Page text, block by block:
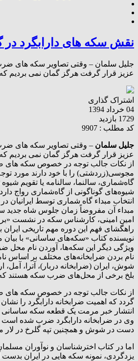
نقش سکه های دارابگرد در
جلیل سلمان – وقتی تصاویر سکه های ضرب
عزیز قرار گرفت هرگز گمان نمی بردیم
اشتراک گذاری
04 خرداد 1394
1729 بازدید
کد مطلب : 9907
جلیل سلمان – وقتی تصاویر سکه های ضرب
عزیز قرار گرفت هرگز گمان نمی بردیم
از نکات جالب توجه در خصوص سکه های ضرب
مجوسی(زردشتی) را با خود دارند مورد
گاه‌شماری، سالنما، سالنامه یا تقویم
شیوه‌های گوناگونی از گاه‌شماری رواج
انتخاب مبداء گاه شماری توسط
مبداء آن مفروضاً زمان جلوس شاه جدید
امین امینی،‌ کارشناس سکه در نشست
راهگشای فهم این دوره مهم تاریخی ایران
نویسنده کتاب «سکه‌های ساسانی» با
ویژگی دیگر این سکه‌ها، آوردن نام
نام بردن ضرابخانه‌های مختلف بر اساس
شوش، ایران (ضرابخانه دربار)، آترا،
بلخ برخی از محل‌های ضرب سکه هستند
از نکات جالب توجه در خصوص سکه های
گردد که اهمیت ضرابخانه دارابگرد را
انتشار خبر مرمت یک قطعه سکه
وی در ضرابخانه دارابگرد ضرب شده است
دست در شوش و همچنین تپه گلرخ در لار
اما در کتاب اخترشناسان و نوآوران
یزدگردی، نمونه سکه هایی در ایران بدست آمده که با